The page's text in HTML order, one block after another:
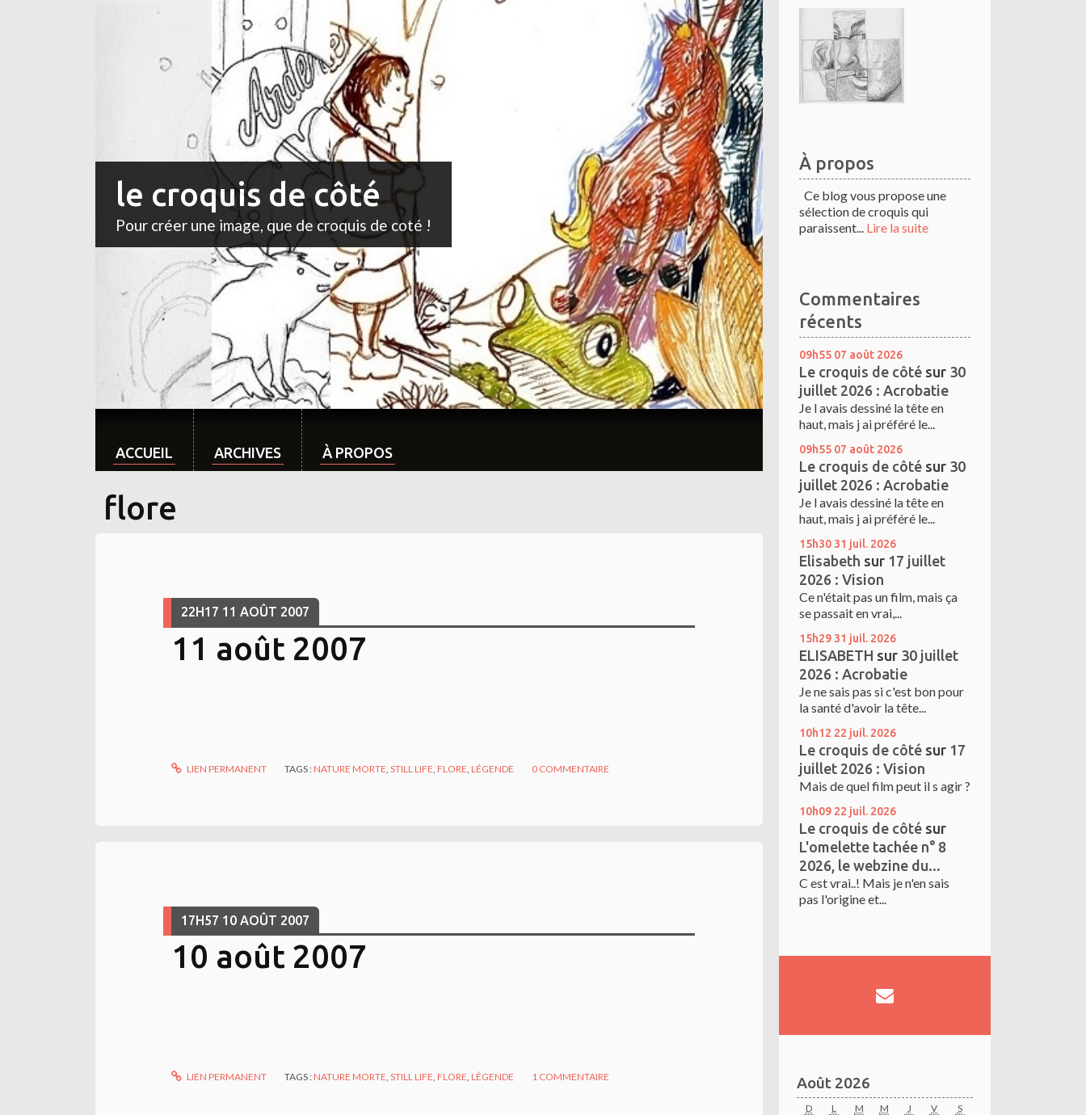
le croquis de côté
Pour créer une image, que de croquis de coté !
ACCUEIL ARCHIVES À PROPOS
flore
22H17 11 AOÛT 2007
11 août 2007
LIEN PERMANENT TAGS :NATURE MORTE ,STILL LIFE ,FLORE ,LÉGENDE 0 COMMENTAIRE
17H57 10 AOÛT 2007
10 août 2007
LIEN PERMANENT TAGS :NATURE MORTE,STILL LIFE,FLORE,LÉGENDE 1 COMMENTAIRE
À propos
Ce blog vous propose une
sélection de croquis qui
paraissent... Lire la suite
Commentaires
récents
09h55 07 août 2026
Le croquis de côté sur 30
juillet 2026 : Acrobatie
Je l avais dessiné la tête en
haut, mais j ai préféré le...
09h55 07 août 2026
Le croquis de côté sur 30
juillet 2026 : Acrobatie
Je l avais dessiné la tête en
haut, mais j ai préféré le...
15h30 31 juil. 2026
Elisabeth sur 17 juillet
2026 : Vision
Ce n'était pas un film, mais ça
se passait en vrai,...
15h29 31 juil. 2026
ELISABETH sur 30 juillet
2026 : Acrobatie
Je ne sais pas si c'est bon pour
la santé d'avoir la tête...
10h12 22 juil. 2026
Le croquis de côté sur 17
juillet 2026 : Vision
Mais de quel film peut il s agir ?
10h09 22 juil. 2026
Le croquis de côté sur
L'omelette tachée n° 8
2026, le webzine du...
C est vrai..! Mais je n'en sais
pas l'origine et...
Août 2026
D L M M J V S